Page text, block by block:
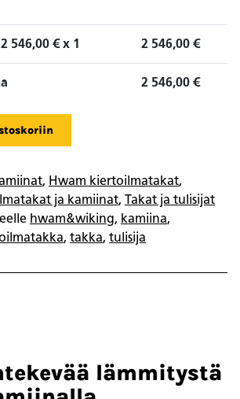
2 546,00 € x 1 2 546,00 €
2 546,00 €
, Hwam kiertoilmatakat,
ja kamiinat, Takat ja tulisijat
hwam&wiking, kamiina,
, takka, tulisija
lämmitystä